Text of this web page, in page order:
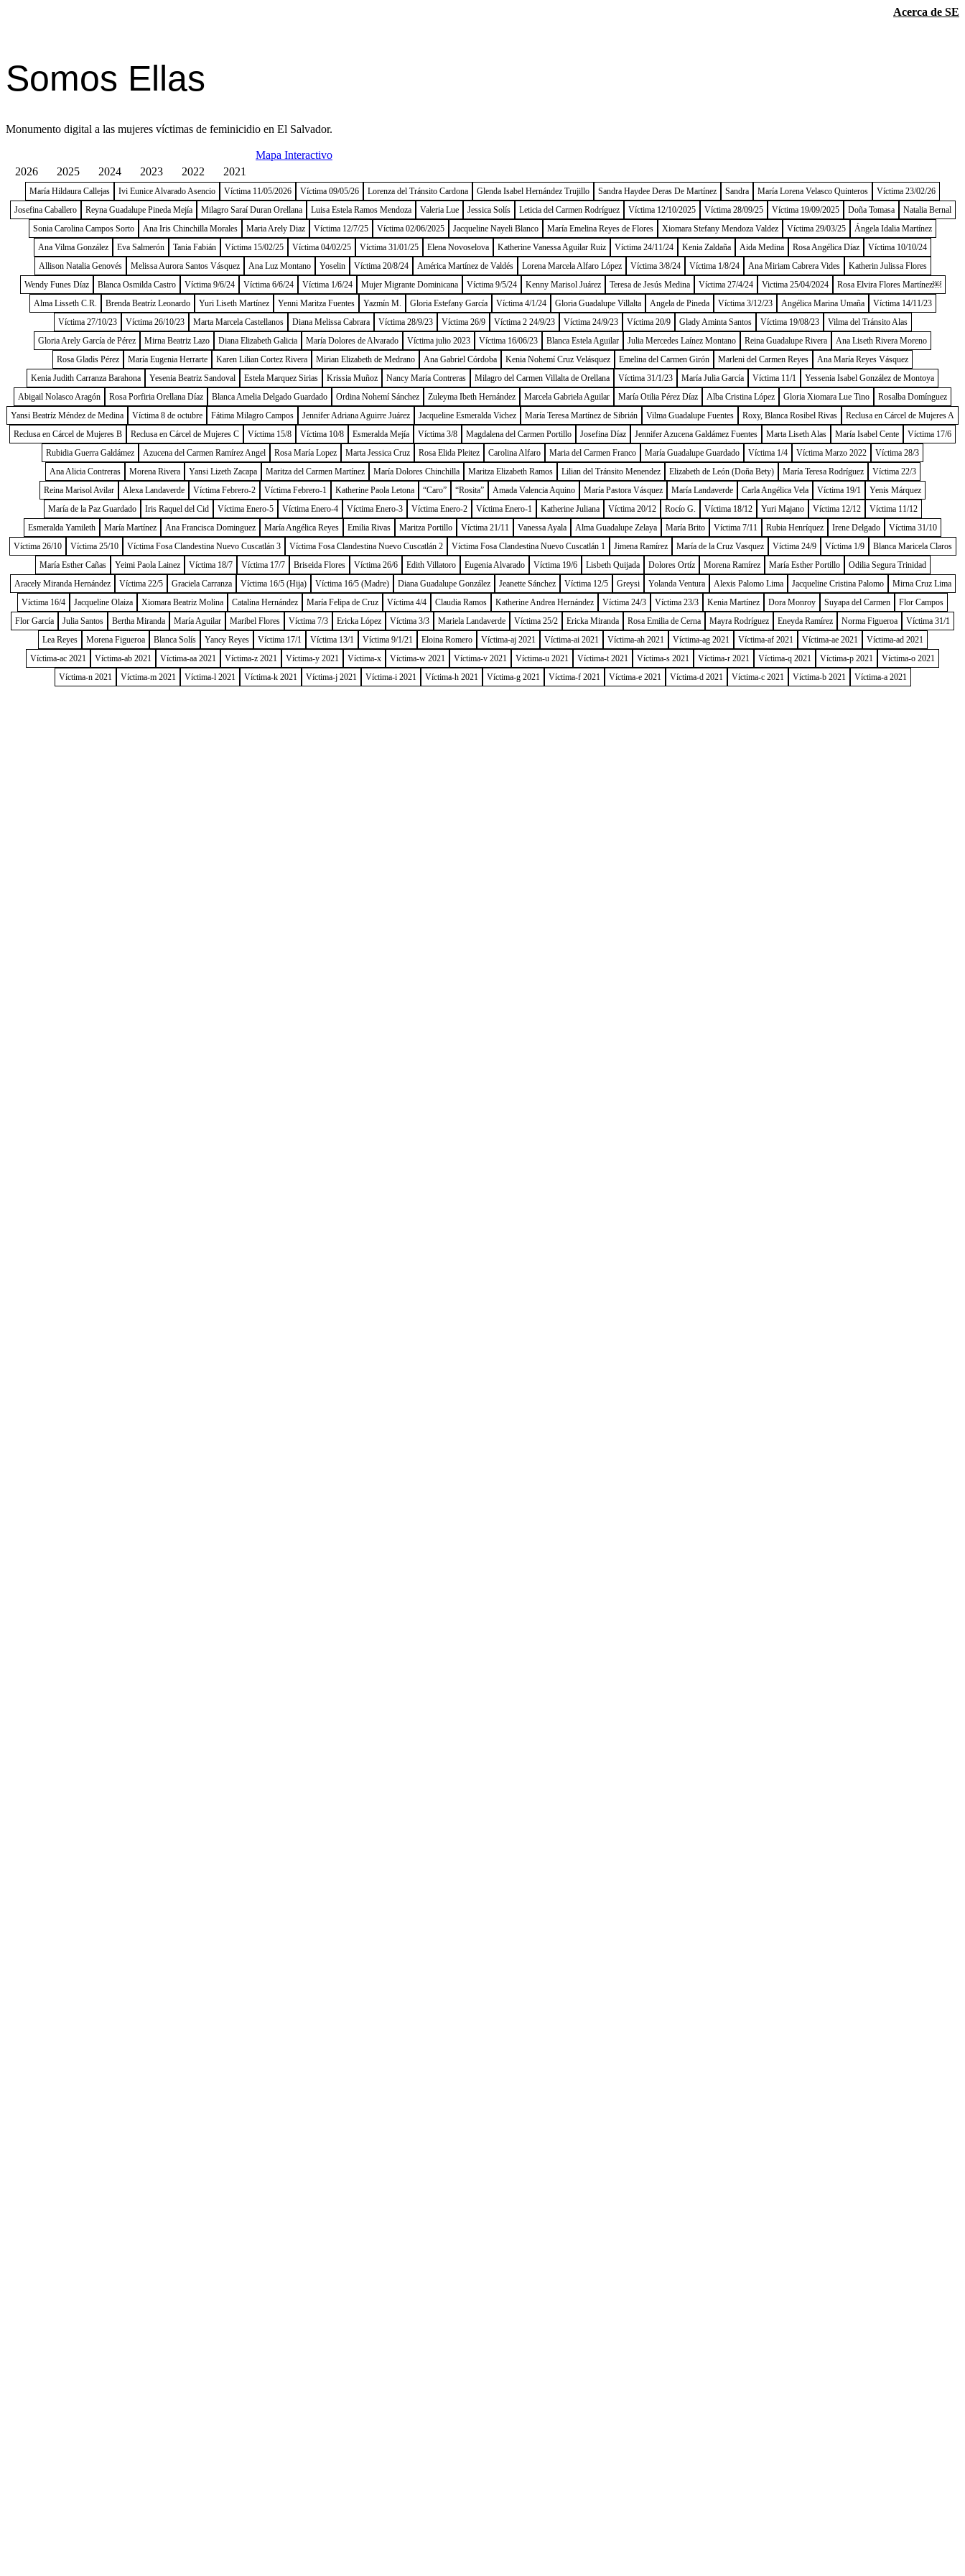
Acerca de SE
Somos Ellas
Monumento digital a las mujeres víctimas de feminicidio en El Salvador.
Mapa Interactivo
2026
2025 2024 2023 2022 2021
María Hildaura Callejas Ivi Eunice Alvarado Asencio Víctima 11/05/2026 Víctima 09/05/26 Lorenza del Tránsito Cardona Glenda Isabel Hernández Trujillo Sandra Haydee Deras De Martínez Sandra María Lorena Velasco Quinteros
Víctima 23/02/26
Josefina Caballero
Reyna Guadalupe Pineda Mejía Milagro Saraí Duran Orellana Luisa Estela Ramos Mendoza Valeria Lue Jessica Solís Leticia del Carmen Rodríguez Víctima 12/10/2025 Víctima 28/09/25 Víctima 19/09/2025 Doña Tomasa
Natalia Bernal
Sonia Carolina Campos Sorto
Ana Iris Chinchilla Morales Maria Arely Diaz Víctima 12/7/25 Víctima 02/06/2025 Jacqueline Nayeli Blanco María Emelina Reyes de Flores Xiomara Stefany Mendoza Valdez Víctima 29/03/25
Ángela Idalia Martínez
Ana Vilma González
Eva Salmerón Tania Fabián Víctima 15/02/25 Víctima 04/02/25 Víctima 31/01/25 Elena Novoselova Katherine Vanessa Aguilar Ruiz Víctima 24/11/24 Kenia Zaldaña Aida Medina Rosa Angélica Díaz
Víctima 10/10/24
Allison Natalia Genovés
Melissa Aurora Santos Vásquez Ana Luz Montano Yoselin Víctima 20/8/24 América Martínez de Valdés Lorena Marcela Alfaro López Víctima 3/8/24 Víctima 1/8/24 Ana Miriam Cabrera Vides
Katherin Julissa Flores
Wendy Funes Díaz
Blanca Osmilda Castro Víctima 9/6/24 Víctima 6/6/24 Víctima 1/6/24 Mujer Migrante Dominicana Víctima 9/5/24 Kenny Marisol Juárez Teresa de Jesús Medina Víctima 27/4/24 Victima 25/04/2024
Rosa Elvira Flores Martínez￼
Alma Lisseth C.R.
Brenda Beatríz Leonardo Yuri Liseth Martínez Yenni Maritza Fuentes Yazmín M. Gloria Estefany García Víctima 4/1/24 Gloria Guadalupe Villalta Angela de Pineda Víctima 3/12/23 Angélica Marina Umaña
Víctima 14/11/23
Víctima 27/10/23
Víctima 26/10/23 Marta Marcela Castellanos Diana Melissa Cabrara Víctima 28/9/23 Víctima 26/9 Víctima 2 24/9/23 Víctima 24/9/23 Víctima 20/9 Glady Aminta Santos Víctima 19/08/23
Vilma del Tránsito Alas
Gloria Arely García de Pérez
Mirna Beatriz Lazo Diana Elizabeth Galicia María Dolores de Alvarado Víctima julio 2023 Víctima 16/06/23 Blanca Estela Aguilar Julia Mercedes Laínez Montano Reina Guadalupe Rivera
Ana Liseth Rivera Moreno
Rosa Gladis Pérez
María Eugenia Herrarte Karen Lilian Cortez Rivera Mirian Elizabeth de Medrano Ana Gabriel Córdoba Kenia Nohemí Cruz Velásquez Emelina del Carmen Girón Marleni del Carmen Reyes
Ana María Reyes Vásquez
Kenia Judith Carranza Barahona
Yesenia Beatriz Sandoval Estela Marquez Sirias Krissia Muñoz Nancy María Contreras Milagro del Carmen Villalta de Orellana Víctima 31/1/23 María Julia García Víctima 11/1
Yessenia Isabel González de Montoya
Abigail Nolasco Aragón
Rosa Porfiria Orellana Díaz Blanca Amelia Delgado Guardado Ordina Nohemí Sánchez Zuleyma Ibeth Hernández Marcela Gabriela Aguilar María Otilia Pérez Díaz Alba Cristina López Gloria Xiomara Lue Tino
Rosalba Domínguez
Yansi Beatríz Méndez de Medina
Víctima 8 de octubre Fátima Milagro Campos Jennifer Adriana Aguirre Juárez Jacqueline Esmeralda Vichez María Teresa Martínez de Sibrián Vilma Guadalupe Fuentes Roxy, Blanca Rosibel Rivas
Reclusa en Cárcel de Mujeres A
Reclusa en Cárcel de Mujeres B
Reclusa en Cárcel de Mujeres C Víctima 15/8 Víctima 10/8 Esmeralda Mejía Víctima 3/8 Magdalena del Carmen Portillo Josefina Díaz Jennifer Azucena Galdámez Fuentes Marta Liseth Alas María Isabel Cente
Víctima 17/6
Rubidia Guerra Galdámez
Azucena del Carmen Ramírez Angel Rosa María Lopez Marta Jessica Cruz Rosa Elida Pleitez Carolina Alfaro Maria del Carmen Franco María Guadalupe Guardado Víctima 1/4 Víctima Marzo 2022
Víctima 28/3
Ana Alicia Contreras
Morena Rivera Yansi Lizeth Zacapa Maritza del Carmen Martínez María Dolores Chinchilla Maritza Elizabeth Ramos Lilian del Tránsito Menendez Elizabeth de León (Doña Bety) María Teresa Rodríguez
Víctima 22/3
Reina Marisol Avilar
Alexa Landaverde Víctima Febrero-2 Víctima Febrero-1 Katherine Paola Letona “Caro” “Rosita” Amada Valencia Aquino María Pastora Vásquez María Landaverde Carla Angélica Vela Víctima 19/1
Yenis Márquez
María de la Paz Guardado
Iris Raquel del Cid Víctima Enero-5 Víctima Enero-4 Víctima Enero-3 Víctima Enero-2 Víctima Enero-1 Katherine Juliana Víctima 20/12 Rocío G. Víctima 18/12 Yuri Majano Víctima 12/12
Víctima 11/12
Esmeralda Yamileth
María Martínez Ana Francisca Dominguez María Angélica Reyes Emilia Rivas Maritza Portillo Víctima 21/11 Vanessa Ayala Alma Guadalupe Zelaya María Brito Víctima 7/11 Rubia Henríquez Irene Delgado
Víctima 31/10
Víctima 26/10
Víctima 25/10 Víctima Fosa Clandestina Nuevo Cuscatlán 3 Víctima Fosa Clandestina Nuevo Cuscatlán 2 Víctima Fosa Clandestina Nuevo Cuscatlán 1 Jimena Ramírez María de la Cruz Vasquez Víctima 24/9 Víctima 1/9
Blanca Maricela Claros
María Esther Cañas
Yeimi Paola Lainez Víctima 18/7 Víctima 17/7 Briseida Flores Víctima 26/6 Edith Villatoro Eugenia Alvarado Víctima 19/6 Lisbeth Quijada Dolores Ortíz Morena Ramírez María Esther Portillo
Odilia Segura Trinidad
Aracely Miranda Hernández
Víctima 22/5 Graciela Carranza Víctima 16/5 (Hija) Víctima 16/5 (Madre) Diana Guadalupe González Jeanette Sánchez Víctima 12/5 Greysi Yolanda Ventura Alexis Palomo Lima Jacqueline Cristina Palomo
Mirna Cruz Lima
Víctima 16/4
Jacqueline Olaiza Xiomara Beatriz Molina Catalina Hernández María Felipa de Cruz Víctima 4/4 Claudia Ramos Katherine Andrea Hernández Víctima 24/3 Víctima 23/3 Kenia Martínez Dora Monroy Suyapa del Carmen
Flor Campos
Flor García
Julia Santos Bertha Miranda María Aguilar Maribel Flores Víctima 7/3 Ericka López Víctima 3/3 Mariela Landaverde Víctima 25/2 Ericka Miranda Rosa Emilia de Cerna Mayra Rodríguez Eneyda Ramírez Norma Figueroa
Víctima 31/1
Lea Reyes
Morena Figueroa Blanca Solís Yancy Reyes Víctima 17/1 Víctima 13/1 Víctima 9/1/21 Eloina Romero Víctima-aj 2021 Víctima-ai 2021 Víctima-ah 2021 Víctima-ag 2021 Víctima-af 2021 Víctima-ae 2021
Víctima-ad 2021
Víctima-ac 2021
Víctima-ab 2021 Víctima-aa 2021 Víctima-z 2021 Víctima-y 2021 Víctima-x Víctima-w 2021 Víctima-v 2021 Víctima-u 2021 Víctima-t 2021 Víctima-s 2021 Víctima-r 2021 Víctima-q 2021 Víctima-p 2021
Víctima-o 2021
Víctima-n 2021
Víctima-m 2021 Víctima-l 2021 Víctima-k 2021 Víctima-j 2021 Víctima-i 2021 Víctima-h 2021 Víctima-g 2021 Víctima-f 2021 Víctima-e 2021 Víctima-d 2021 Víctima-c 2021 Víctima-b 2021 Víctima-a 2021